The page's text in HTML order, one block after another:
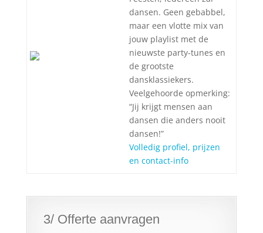
dansen. Geen gebabbel,
maar een vlotte mix van
jouw playlist met de
nieuwste party-tunes en
de grootste
dansklassiekers.
Veelgehoorde opmerking:
“Jij krijgt mensen aan
dansen die anders nooit
dansen!”
Volledig profiel, prijzen
en contact-info
3/ Offerte aanvragen